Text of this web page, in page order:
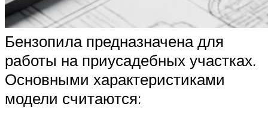
Бензопила предназначена для
работы на приусадебных участках.
Основными характеристиками
модели считаются: